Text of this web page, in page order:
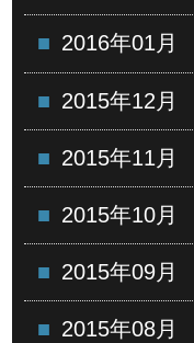
2016年01月
2015年12月
2015年11月
2015年10月
2015年09月
2015年08月